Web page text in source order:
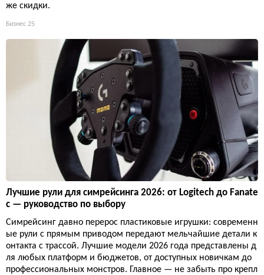
же скидки.
Бизнес 25
Лучшие рули для симрейсинга 2026: от Logitech до Fanate
c — руководство по выбору
Симрейсинг давно перерос пластиковые игрушки: современн
ые рули с прямым приводом передают мельчайшие детали к
онтакта с трассой. Лучшие модели 2026 года представлены д
ля любых платформ и бюджетов, от доступных новичкам до
профессиональных монстров. Главное — не забыть про крепл